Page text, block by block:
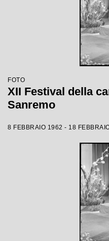
FOTO
XII Festival della
Sanremo
8 FEBBRAIO 1962 - 18